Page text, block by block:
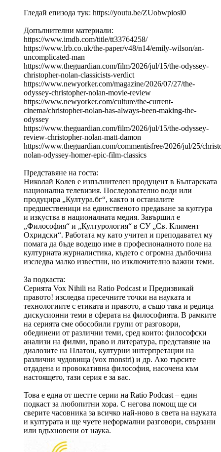
Гледай епизода тук: https://youtu.be/ZUobwpiosl0
Допълнителни материали:
https://www.imdb.com/title/tt33764258/
https://www.lrb.co.uk/the-paper/v48/n14/emily-wilson/an-
uncomplicated-man
https://www.theguardian.com/film/2026/jul/15/the-odyssey-
christopher-nolan-classicists-verdict
https://www.newyorker.com/magazine/2026/07/27/the-
odyssey-christopher-nolan-movie-review
https://www.newyorker.com/culture/the-current-
cinema/christopher-nolan-has-always-been-making-the-
odyssey
https://www.theguardian.com/film/2026/jul/15/the-odyssey-
review-christopher-nolan-matt-damon
https://www.theguardian.com/commentisfree/2026/jul/25/
nolan-odyssey-homer-epic-film-classics
Представяне на госта:
Николай Колев е изпълнителен продуцент в Българската
национална телевизия. Последователно води или
продуцира „Култура.бг“, както и останалите
предшественици на единственото предаване за култура
и изкуства в националната медия. Завършил е
„Философия“ и „Културология“ в СУ „Св. Климент
Охридски“. Работата му като учител и преподавател му
помага да бъде водещо име в професионалното поле на
културната журналистика, където с огромна дълбочина
изследва малко известни, но изключително важни теми.
За подкаста:
Серията Vox Nihili на Ratio Podcast и Предизвикай
правото! изследва пресечните точки на науката и
технологиите с етиката и правото, а също така и редица
дискусионни теми в сферата на философията. В рамките
на серията сме обособили групи от разговори,
обединени от различни теми, сред които: философски
анализи на филми, право и литература, представяне на
диалозите на Платон, културни интерпретации на
различни чудовища (vox monstri) и др. Ако търсите
отдадена и провокативна философия, насочена към
настоящето, тази серия е за вас.
Това е една от шестте серии на Ratio Podcast – един
подкаст за любопитни хора. С негова помощ ще си
сверите часовника за всичко най-ново в света на науката
и културата и ще чуете неформални разговори, свързани
или вдъхновени от наука.